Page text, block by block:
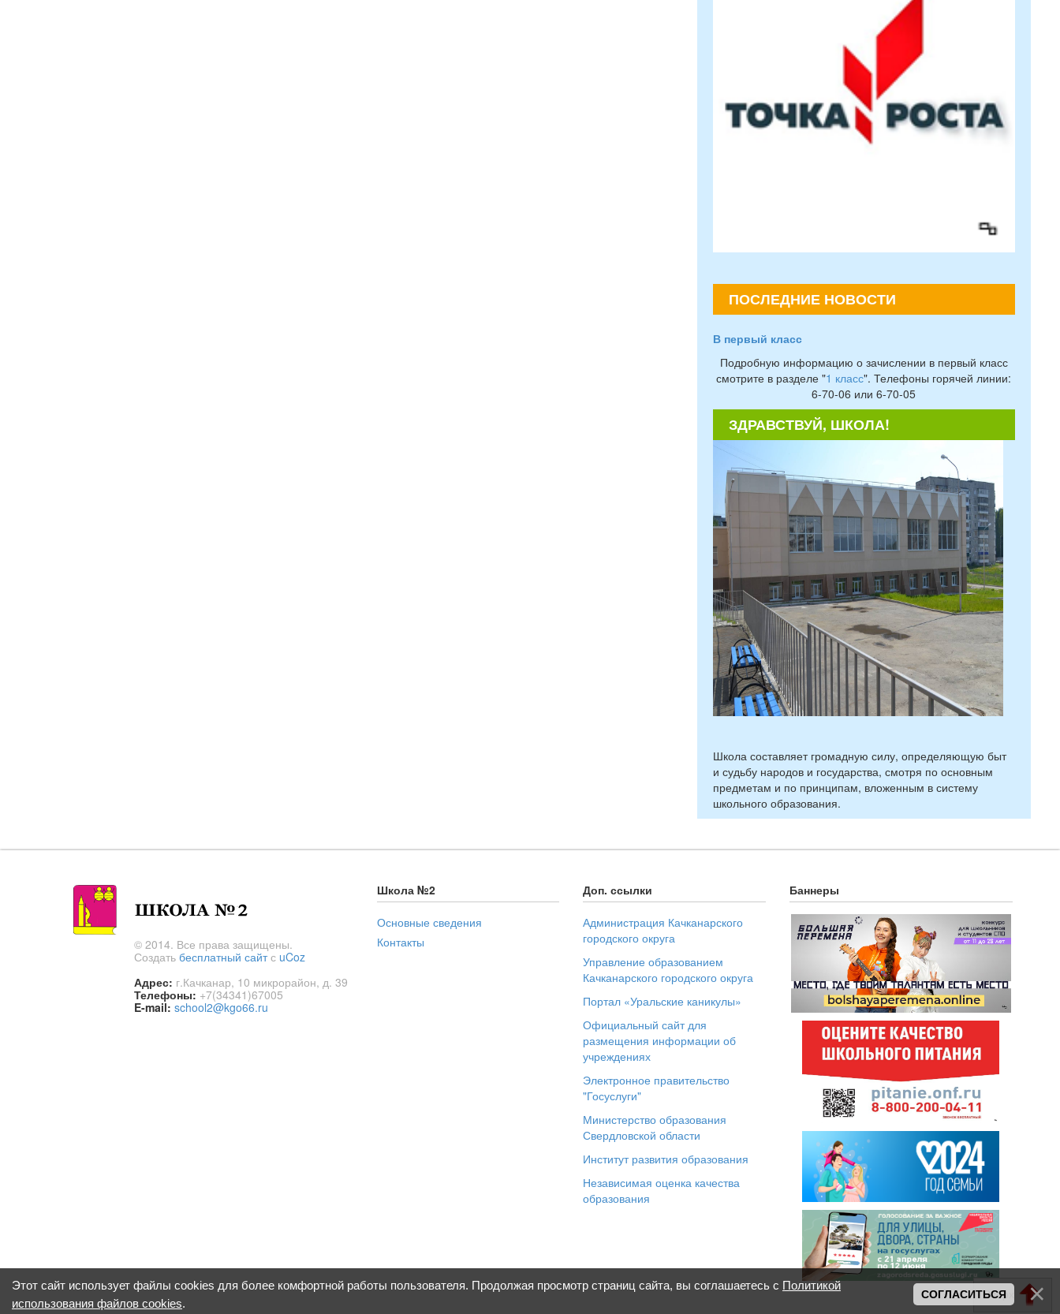
ПОСЛЕДНИЕ НОВОСТИ
В первый класс
Подробную информацию о зачислении в первый класс
смотрите в разделе "1 класс". Телефоны горячей линии:
6-70-06 или 6-70-05
ЗДРАВСТВУЙ, ШКОЛА!
Школа составляет громадную силу, определяющую быт
и судьбу народов и государства, смотря по основным
предметам и по принципам, вложенным в систему
школьного образования.
© 2014. Все права защищены.
Создать бесплатный сайтс uCoz
Адрес: г.Качканар, 10 микрорайон, д. 39
Телефоны: +7(34341)67005
E-mail: school2@kgo66.ru
Школа №2
Основные сведения
Контакты
Доп. ссылки
Администрация Качканарского
городского округа
Управление образованием
Качканарского городского округа
Портал «Уральские каникулы»
Официальный сайт для
размещения информации об
учреждениях
Электронное правительство
"Госуслуги"
Министерство образования
Свердловской области
Институт развития образования
Независимая оценка качества
образования
Баннеры
Вверх
Этот сайт использует файлы cookies для более комфортной работы пользователя. Продолжая просмотр страниц сайта, вы соглашаетесь с Политикой
использования файлов cookies.
СОГЛАСИТЬСЯ